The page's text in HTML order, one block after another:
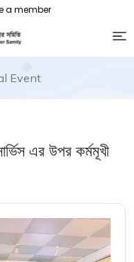
a member
Event
এর উপর কর্মমূখী